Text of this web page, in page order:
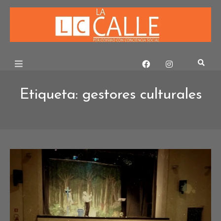
Skip
Etiqueta: gestores culturales